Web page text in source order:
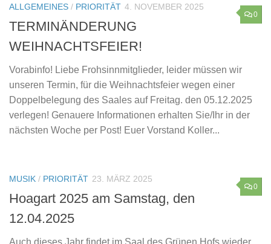
0
ALLGEMEINES / PRIORITÄT 4. NOVEMBER 2025
TERMINÄNDERUNG
WEIHNACHTSFEIER!
Vorabinfo! Liebe Frohsinnmitglieder, leider müssen wir
unseren Termin, für die Weihnachtsfeier wegen einer
Doppelbelegung des Saales auf Freitag. den 05.12.2025
verlegen! Genauere Informationen erhalten Sie/Ihr in der
nächsten Woche per Post! Euer Vorstand Koller...
0
MUSIK / PRIORITÄT 23. MÄRZ 2025
Hoagart 2025 am Samstag, den
12.04.2025
Auch dieses Jahr findet im Saal des Grünen Hofs wieder